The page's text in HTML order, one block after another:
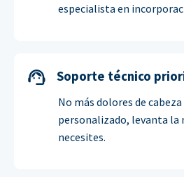
especialista en
Soporte técnico
No más dolores de
personalizado, levanta la
necesites.